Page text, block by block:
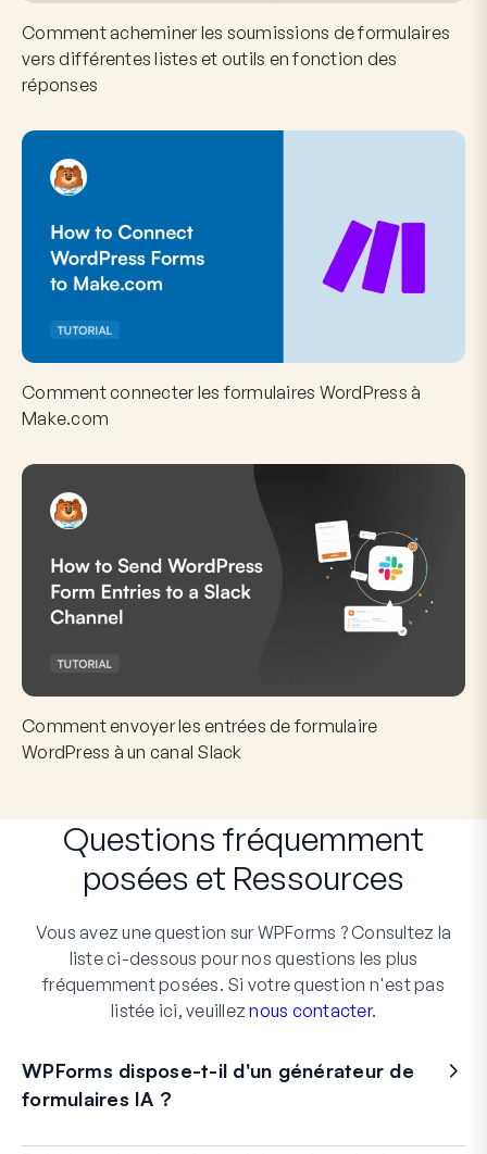
Comment acheminer les soumissions de formulaires
vers différentes listes et outils en fonction des
réponses
Comment connecter les formulaires WordPress à
Make.com
Comment envoyer les entrées de formulaire
WordPress à un canal Slack
Questions fréquemment
posées et Ressources
Vous avez une question sur WPForms ? Consultez la
liste ci-dessous pour nos questions les plus
fréquemment posées. Si votre question n'est pas
listée ici, veuilleznous contacter.
WPForms dispose-t-il d'un générateur de
formulaires IA ?